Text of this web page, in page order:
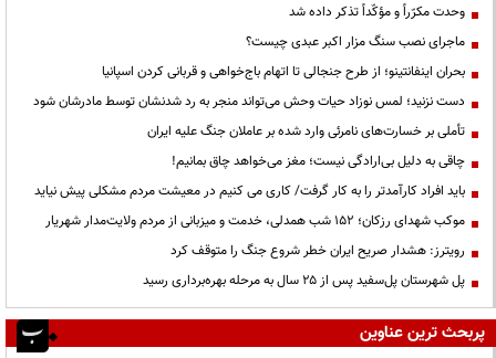
وحدت مکرّراً و مؤکّداً تذکر داده شد
ماجرای نصب سنگ مزار اکبر عبدی چیست؟
بحران اینفانتینو؛ از طرح جنجالی تا اتهام باج‌خواهی و قربانی کردن اسپانیا
دست نزنید؛ لمس نوزاد حیات وحش می‌تواند منجر به رد شدنشان توسط مادرشان شود
تأملی بر خسارت‌های نامرئی وارد شده بر عاملان جنگ علیه ایران
چاقی به دلیل بی‌ارادگی نیست؛ مغز می‌خواهد چاق بمانیم!
باید افراد کارآمدتر را به کار گرفت/ کاری می کنیم در معیشت مردم مشکلی پیش نیاید
موکب شهدای رزکان؛ ۱۵۲ شب همدلی، خدمت و میزبانی از مردم ولایت‌مدار شهریار
رویترز: هشدار صریح ایران خطر شروع جنگ را متوقف کرد
پل شهرستان پل‌سفید پس از ۲۵ سال به مرحله بهره‌برداری رسید
پربحث ترین عناوین